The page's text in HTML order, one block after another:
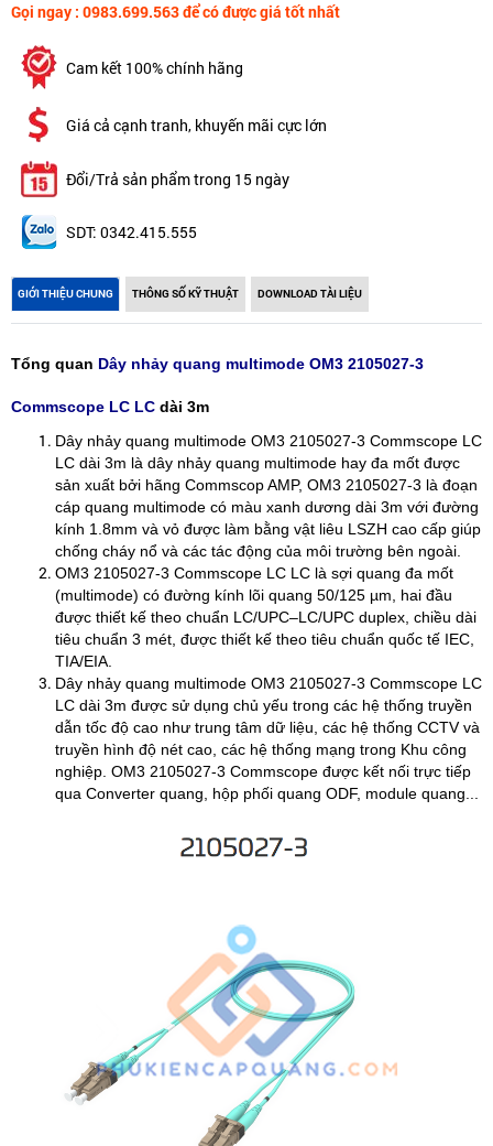
Gọi ngay : 0983.699.563 để có được giá tốt nhất
Cam kết 100% chính hãng
Giá cả cạnh tranh, khuyến mãi cực lớn
Đổi/Trả sản phẩm trong 15 ngày
SDT: 0342.415.555
GIỚI THIỆU CHUNG THÔNG SỐ KỸ THUẬT DOWNLOAD TÀI LIỆU
Tổng quan Dây nhảy quang multimode OM3 2105027‑3
Commscope LC LC dài 3m
Dây nhảy quang multimode OM3 2105027‑3 Commscope LC
LC dài 3m là dây nhảy quang multimode hay đa mốt được
sản xuất bởi hãng Commscop AMP, OM3 2105027‑3 là đoạn
cáp quang multimode có màu xanh dương dài 3m với đường
kính 1.8mm và vỏ được làm bằng vật liêu LSZH cao cấp giúp
chống cháy nổ và các tác động của môi trường bên ngoài.
OM3 2105027‑3 Commscope LC LC là sợi quang đa mốt
(multimode) có đường kính lõi quang 50/125 µm, hai đầu
được thiết kế theo chuẩn LC/UPC–LC/UPC duplex, chiều dài
tiêu chuẩn 3 mét, được thiết kế theo tiêu chuẩn quốc tế IEC,
TIA/EIA.
Dây nhảy quang multimode OM3 2105027‑3 Commscope LC
LC dài 3m được sử dụng chủ yếu trong các hệ thống truyền
dẫn tốc độ cao như trung tâm dữ liệu, các hệ thống CCTV và
truyền hình độ nét cao, các hệ thống mạng trong Khu công
nghiệp. OM3 2105027‑3 Commscope được kết nối trực tiếp
qua Converter quang, hộp phối quang ODF, module quang...